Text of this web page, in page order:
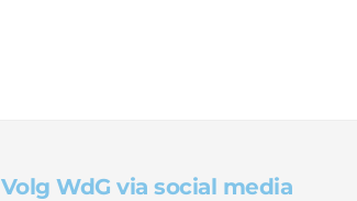
Volg WdG via social media